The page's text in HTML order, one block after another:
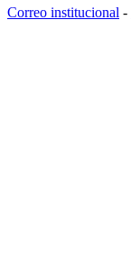
Correo institucional -